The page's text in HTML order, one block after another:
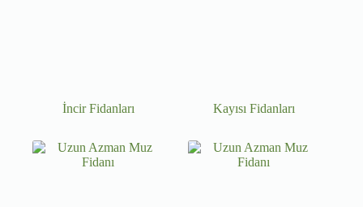
İncir Fidanları Kayısı Fidanları